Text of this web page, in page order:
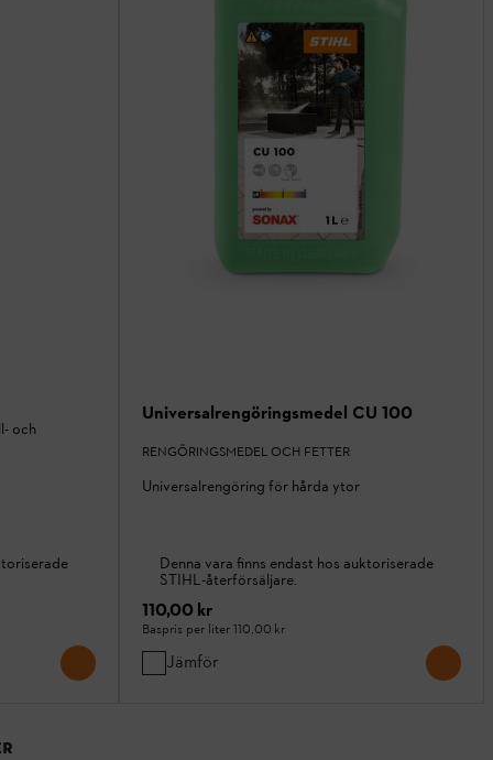
och
Universalrengöringsmedel CU 100
RENGÖRINGSMEDEL OCH FETTER
Universalrengöring för hårda ytor
Denna vara finns endast hos auktoriserade
STIHL-återförsäljare.
110,00 kr
Baspris per liter110,00 kr
Jämför